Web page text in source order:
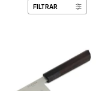
FILTRAR